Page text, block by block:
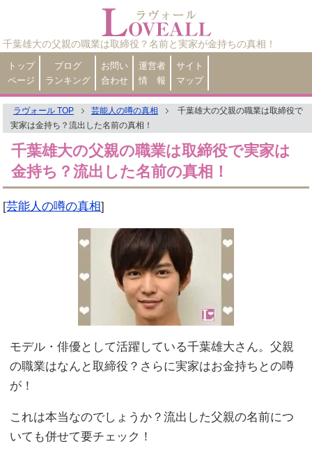
千葉雄大の父親の職業は取締役？名前と実家が金持ちの真相！
トップ
ページ
ブログ
ランキング
お問い
合わせ
運営者
情 報
サイト
マップ
ラヴォール TOP 芸能人の噂の真相
千葉雄大の父親の職業は取締役で
実家は金持ち？流出した名前の真相！
千葉雄大の父親の職業は取締役で実家は
金持ち？流出した名前の真相！
[芸能人の噂の真相]
モデル・俳優として活躍している千葉雄大さん。父親
の職業はなんと取締役？さらに実家はお金持ちとの噂
が！
これは本当なのでしょうか？流出した父親の名前につ
いても併せて要チェック！